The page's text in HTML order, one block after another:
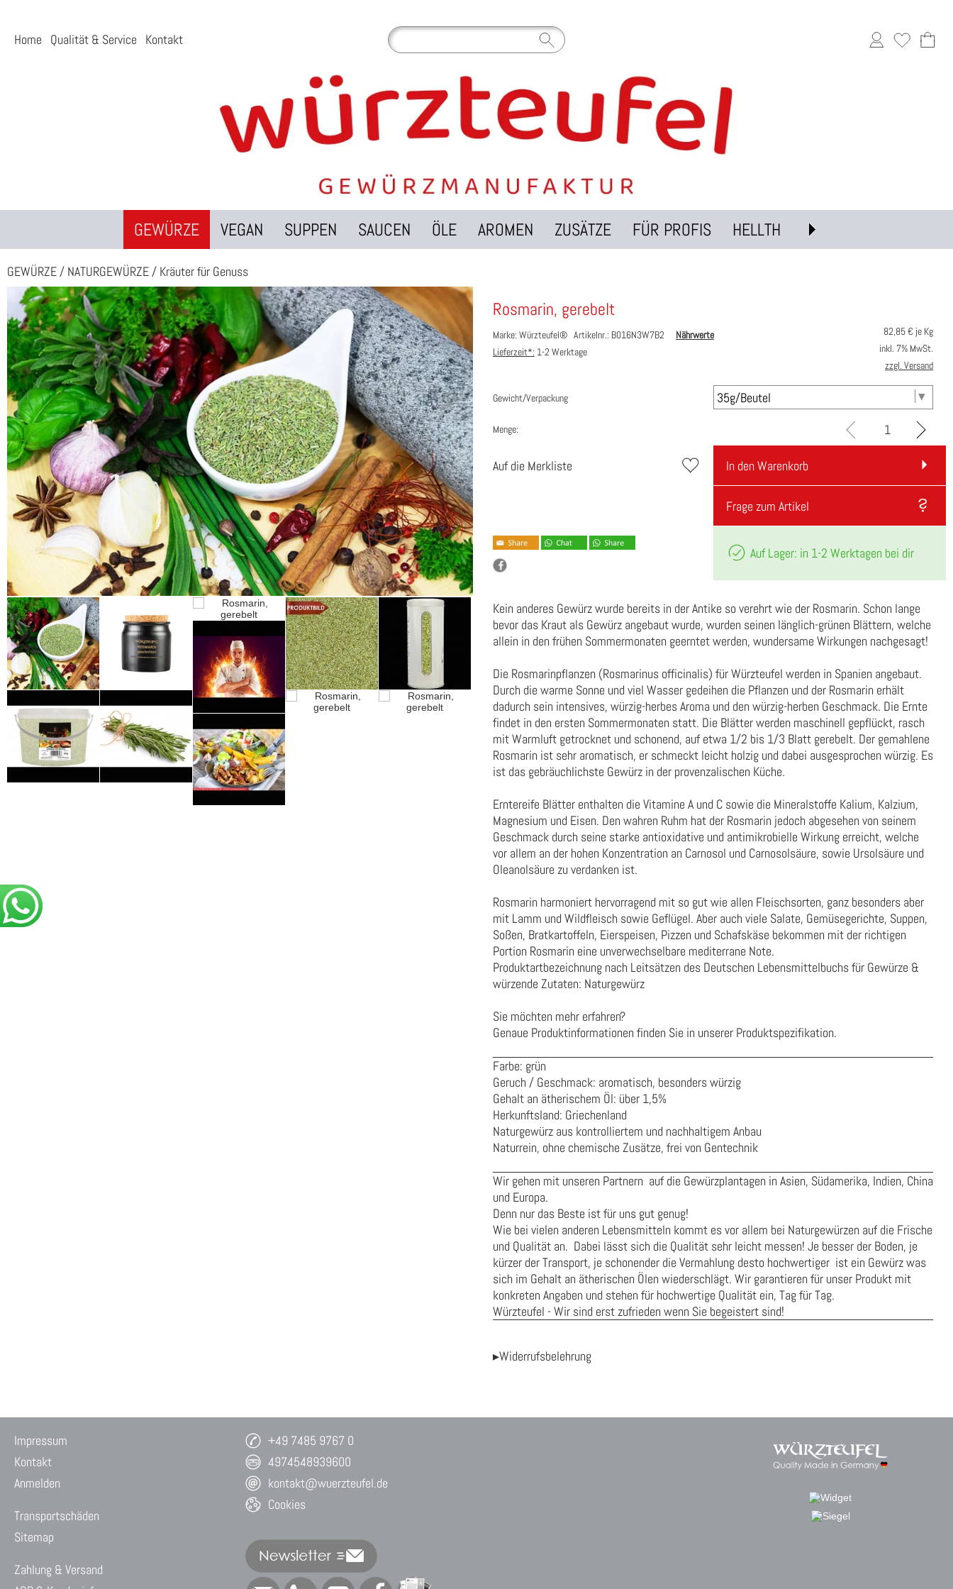
Home Qualität & Service Kontakt
GEWÜRZE VEGAN SUPPEN SAUCEN ÖLE AROMEN ZUSÄTZE FÜR PROFIS HELLTH
GEWÜRZE / NATURGEWÜRZE / Kräuter für Genuss
Rosmarin, gerebelt
Marke: Würzteufel® Artikelnr.: B016N3W7B2
Nährwerte
Lieferzeit*: 1-2 Werktage
82,85€ je Kg
inkl. 7% MwSt.
zzgl. Versand
Gewicht/Verpackung
Menge:
Auf die Merkliste In den Warenkorb
Frage zum Artikel
Auf Lager: in 1-2 Werktagen bei dir
Kein anderes Gewürz wurde bereits in der Antike so verehrt wie der Rosmarin. Schon lange
bevor das Kraut als Gewürz angebaut wurde, wurden seinen länglich-grünen Blättern, welche
allein in den frühen Sommermonaten geerntet werden, wundersame Wirkungen nachgesagt!
Die Rosmarinpflanzen (Rosmarinus officinalis) für Würzteufel werden in Spanien angebaut.
Durch die warme Sonne und viel Wasser gedeihen die Pflanzen und der Rosmarin erhält
dadurch sein intensives, würzig-herbes Aroma und den würzig-herben Geschmack. Die Ernte
findet in den ersten Sommermonaten statt. Die Blätter werden maschinell gepflückt, rasch
mit Warmluft getrocknet und schonend, auf etwa 1/2 bis 1/3 Blatt gerebelt. Der gemahlene
Rosmarin ist sehr aromatisch, er schmeckt leicht holzig und dabei ausgesprochen würzig. Es
ist das gebräuchlichste Gewürz in der provenzalischen Küche.
Erntereife Blätter enthalten die Vitamine A und C sowie die Mineralstoffe Kalium, Kalzium,
Magnesium und Eisen. Den wahren Ruhm hat der Rosmarin jedoch abgesehen von seinem
Geschmack durch seine starke antioxidative und antimikrobielle Wirkung erreicht, welche
vor allem an der hohen Konzentration an Carnosol und Carnosolsäure, sowie Ursolsäure und
Oleanolsäure zu verdanken ist.
Rosmarin harmoniert hervorragend mit so gut wie allen Fleischsorten, ganz besonders aber
mit Lamm und Wildfleisch sowie Geflügel. Aber auch viele Salate, Gemüsegerichte, Suppen,
Soßen, Bratkartoffeln, Eierspeisen, Pizzen und Schafskäse bekommen mit der richtigen
Portion Rosmarin eine unverwechselbare mediterrane Note.
Produktartbezeichnung nach Leitsätzen des Deutschen Lebensmittelbuchs für Gewürze &
würzende Zutaten: Naturgewürz
Sie möchten mehr erfahren?
Genaue Produktinformationen finden Sie in unserer Produktspezifikation.
Farbe: grün
Geruch / Geschmack: aromatisch, besonders würzig
Gehalt an ätherischem Öl: über 1,5%
Herkunftsland: Griechenland
Naturgewürz aus kontrolliertem und nachhaltigem Anbau
Naturrein, ohne chemische Zusätze, frei von Gentechnik
Wir gehen mit unseren Partnern auf die Gewürzplantagen in Asien, Südamerika, Indien, China
und Europa.
Denn nur das Beste ist für uns gut genug!
Wie bei vielen anderen Lebensmitteln kommt es vor allem bei Naturgewürzen auf die Frische
und Qualität an. Dabei lässt sich die Qualität sehr leicht messen! Je besser der Boden, je
kürzer der Transport, je schonender die Vermahlung desto hochwertiger ist ein Gewürz was
sich im Gehalt an ätherischen Ölen wiederschlägt. Wir garantieren für unser Produkt mit
konkreten Angaben und stehen für hochwertige Qualität ein, Tag für Tag.
Würzteufel - Wir sind erst zufrieden wenn Sie begeistert sind!
▸Widerrufsbelehrung
Impressum
Kontakt
Anmelden
Transportschäden
Sitemap
Zahlung & Versand
+49 7485 9767 0
4974548939600
kontakt@wuerzteufel.de
Cookies